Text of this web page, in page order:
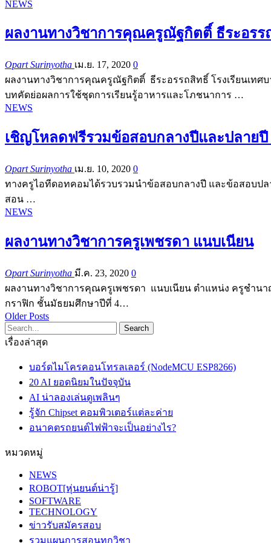
NEWS
ผลงานทางวิชาการคุณครูณัฐกิตติ์ ธีระอรร
Opart Surinyotha เม.ย. 17, 2020 0
ผลงานทางวิชาการคุณครูณัฐกิตติ์ ธีระอรรถสิทธิ์ โรงเรียนเทศ
บทคัดย่อผลการใช้ชุดการเรียนรู้อาหารและโภชนาการ …
NEWS
เชิญโหลดฟรีรวมข้อสอบกลางปีและปลายปี
Opart Surinyotha เม.ย. 10, 2020 0
ทางครูไอทีดอทคอมได้รวบรวมนำข้อสอบกลางปี และข้อสอบปล
สอน …
NEWS
ผลงานทางวิชาการครูเพชรดา แนบเนียน
Opart Surinyotha มี.ค. 23, 2020 0
ผลงานทางวิชาการคุณครูเพชรดา แนบเนียน ตำแหน่ง ครูชำนา
กราฟิก ชั้นมัธยมศึกษาปีที่ 4…
Older Posts
เรื่องล่าสุด
บอร์ดไมโครคอนโทรลเลอร์ (NodeMCU ESP8266)
20 AI ยอดนิยมในปัจจุบัน
AI น่าลองเล่นดูเพลินๆ
รู้จัก Chipset คอมพิวเตอร์แต่ละค่าย
อนาคตรถยนต์ไฟฟ้าจะเป็นอย่างไร?
หมวดหมู่
NEWS
ROBOT[หุ่นยนต์น่ารู้]
SOFTWARE
TECHNOLOGY
ข่าวรับสมัครสอบ
รวมแผนการสอนทุกวิชา